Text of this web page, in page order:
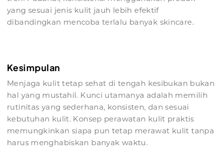
yang sesuai jenis kulit jauh lebih efektif
dibandingkan mencoba terlalu banyak skincare.
Kesimpulan
Menjaga kulit tetap sehat di tengah kesibukan bukan
hal yang mustahil. Kunci utamanya adalah memilih
rutinitas yang sederhana, konsisten, dan sesuai
kebutuhan kulit. Konsep perawatan kulit praktis
memungkinkan siapa pun tetap merawat kulit tanpa
harus menghabiskan banyak waktu.